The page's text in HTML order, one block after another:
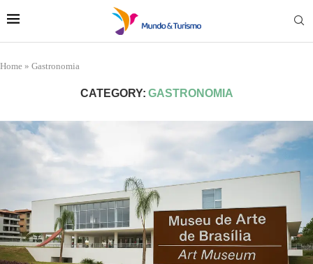
Home » Gastronomia
CATEGORY: GASTRONOMIA